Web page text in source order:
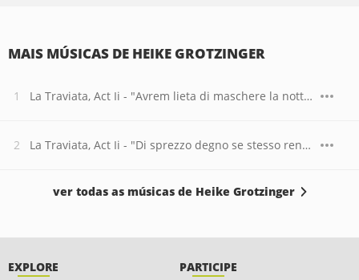
MAIS MÚSICAS DE HEIKE GROTZINGER
La Traviata, Act Ii - "Avrem lieta di maschere la notte"
La Traviata, Act Ii - "Di sprezzo degno se stesso rende"
ver todas as músicas de Heike Grotzinger
EXPLORE PARTICIPE